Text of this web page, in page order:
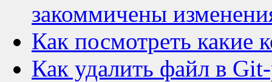
закоммичены
Как посмотреть какие
Как удалить файл в